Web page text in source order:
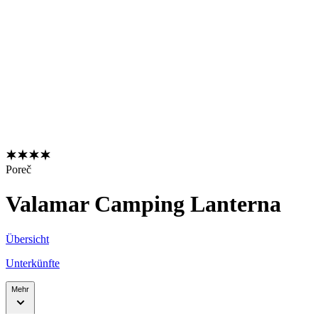
Poreč
Valamar Camping Lanterna
Übersicht
Unterkünfte
Mehr